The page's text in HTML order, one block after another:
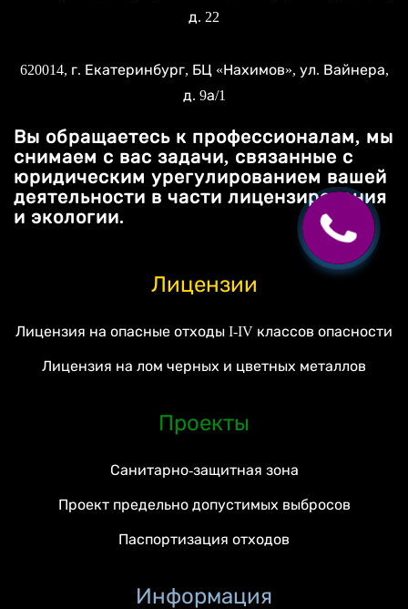
д. 22
620014, г. Екатеринбург, БЦ «Нахимов», ул. Вайнера,
д. 9а/1
Вы обращаетесь к профессионалам, мы
снимаем с вас задачи, связанные с
юридическим урегулированием вашей
деятельности в части лицензирования
и экологии.
Лицензии
Лицензия на опасные отходы I-IV классов опасности
Лицензия на лом черных и цветных металлов
Проекты
Санитарно-защитная зона
Проект предельно допустимых выбросов
Паспортизация отходов
Информация